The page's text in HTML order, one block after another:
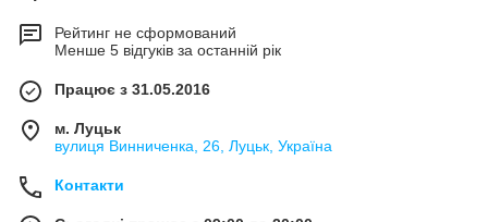
Рейтинг не сформований
Менше 5 відгуків за останній рік
Працює з 31.05.2016
м. Луцьк
вулиця Винниченка, 26, Луцьк, Україна
Контакти